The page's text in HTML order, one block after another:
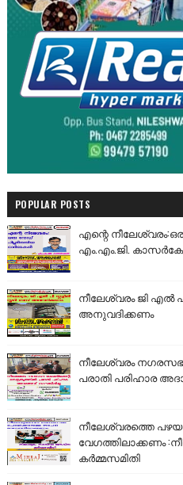
POPULAR POSTS
എന്റെ
എം.എം.ജി.
നീലേശ്വരം ജി
അനുവദിക്കണം
നീലേശ്വരം
പരാതി പരിഹാര
നീലേശ്വരത്തെ
വേഗത്തിലാക്കണം
കർമ്മസമിതി